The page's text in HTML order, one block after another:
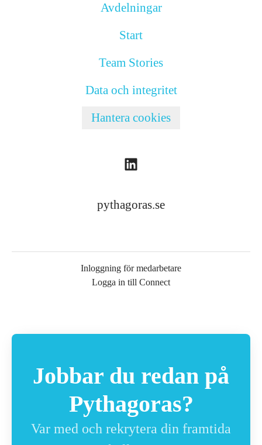
Avdelningar
Start
Team Stories
Data och integritet
Hantera cookies
pythagoras.se
Inloggning för medarbetare
Logga in till Connect
Jobbar du redan på
Pythagoras?
Var med och rekrytera din framtida